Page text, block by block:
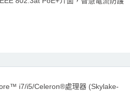
i7/i5/Celeron®處理器 (Skylake-